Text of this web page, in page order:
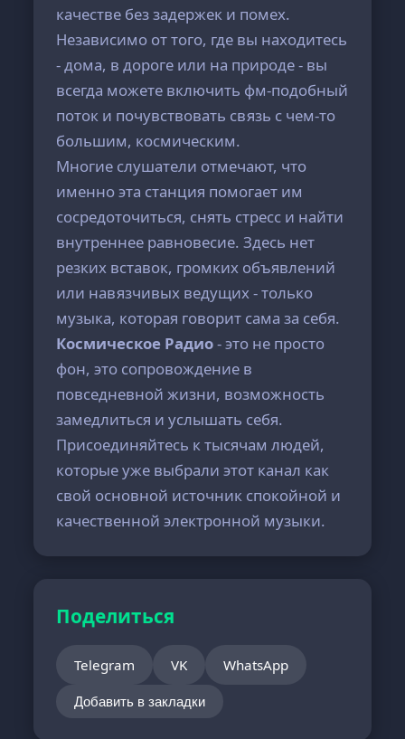
качестве без задержек и помех.
Независимо от того, где вы находитесь
- дома, в дороге или на природе - вы
всегда можете включить фм-подобный
поток и почувствовать связь с чем-то
большим, космическим.
Многие слушатели отмечают, что
именно эта станция помогает им
сосредоточиться, снять стресс и найти
внутреннее равновесие. Здесь нет
резких вставок, громких объявлений
или навязчивых ведущих - только
музыка, которая говорит сама за себя.
Космическое Радио- это не просто
фон, это сопровождение в
повседневной жизни, возможность
замедлиться и услышать себя.
Присоединяйтесь к тысячам людей,
которые уже выбрали этот канал как
свой основной источник спокойной и
качественной электронной музыки.
Поделиться
Telegram VK WhatsApp
Добавить в закладки